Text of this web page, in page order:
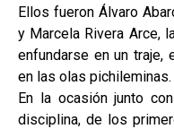
Ellos fueron Álvaro
y Marcela Rivera Arce,
enfundarse en un traje,
en las olas pichileminas.
En la ocasión junto
disciplina, de los